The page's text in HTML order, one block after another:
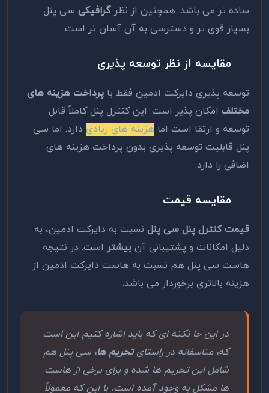
ساده تر می باشد. همچنین از نظر گرافیکی سی پنل
بسیار قوی تر و دسترسی به آن آسان تر است.
مقایسه از نظر توسعه پذیری
توسعه پذیری دایرکت ادمین فقط با پرداخت هزینه های
مختلف امکان پذیر است. این کنترل پنل کاملاً قابل
توسعه و ارتقا است اما هزینه های زیادی دارد. اما سی
پنل قابلیت توسعه پذیری بدون پرداخت هزینه های
اضافی را دارد.
مقایسه قیمت
قیمت کنترل پنل سی پنل نسبت به دایرکت ادمین، به
دلیل امکانات و پشتیبانی آن بیشتر است. در نتیجه
هاست سی پنل هم نسبت به هاست دایرکت ادمین از
هزینه بالاتری برخوردار می باشد.
در این جا نکته ای که باید اشاره کنیم این است
که، متاسفانه در راستایتحریم ها، سی پنل هم
شامل این تحریم ها شده و برای برخی از هاست
ها مشکل به وجود آمده است. با این که معمولاً